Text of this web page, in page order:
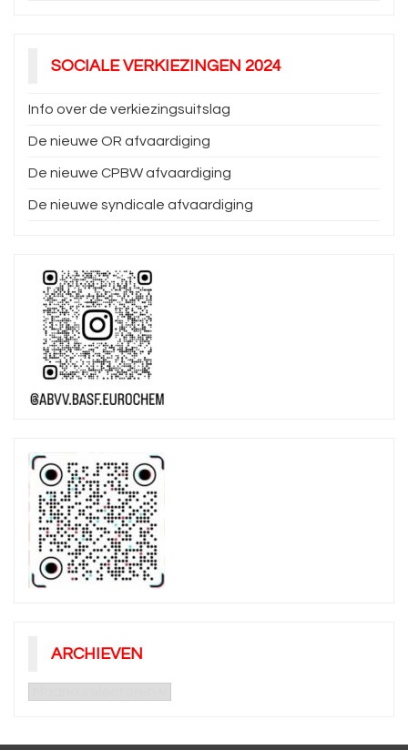
SOCIALE VERKIEZINGEN 2024
Info over de verkiezingsuitslag
De nieuwe OR afvaardiging
De nieuwe CPBW afvaardiging
De nieuwe syndicale afvaardiging
ARCHIEVEN